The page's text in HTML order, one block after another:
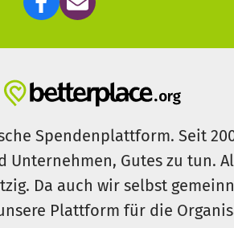
und Jugendlichen
neuer Mitglieder
Spendenplattform. Seit
Gutes zu tun.
Da auch wir selbst
Plattform für die